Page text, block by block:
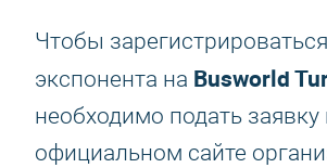
Чтобы
экспонента на Busworld
необходимо подать заявку
официальном сайте